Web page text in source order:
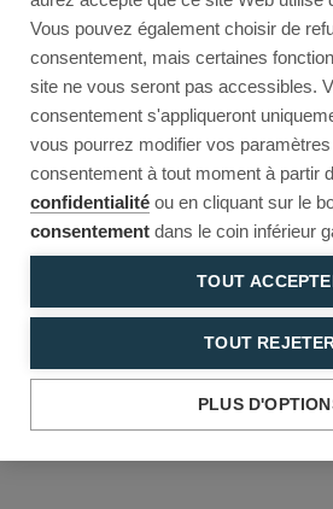
Vous pouvez également choisir de
consentement, mais certaines
site ne vous seront pas accessibles.
consentement s'appliqueront
vous pourrez modifier vos
consentement à tout moment à partir
confidentialité ou en cliquant sur le
consentement dans le coin inférieur
TOUT
TOUT
PLUS
Reload Back